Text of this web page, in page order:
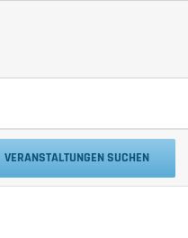
VERANSTALTUNGEN SUCHEN